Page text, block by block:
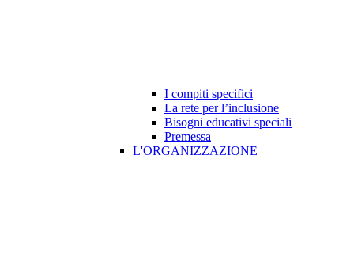
I compiti specifici
La rete per l’inclusione
Bisogni educativi speciali
Premessa
L'ORGANIZZAZIONE